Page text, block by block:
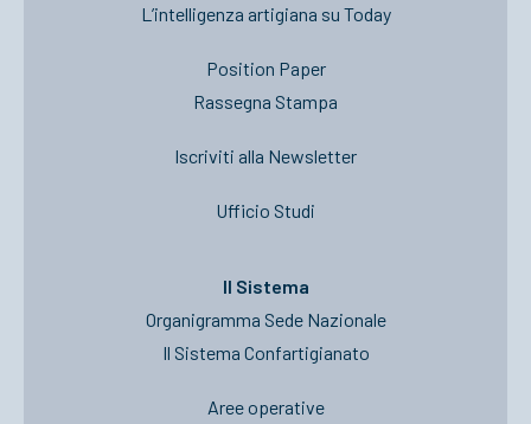
L’intelligenza artigiana su Today
Position Paper
Rassegna Stampa
Iscriviti alla Newsletter
Ufficio Studi
Il Sistema
Organigramma Sede Nazionale
Il Sistema Confartigianato
Aree operative